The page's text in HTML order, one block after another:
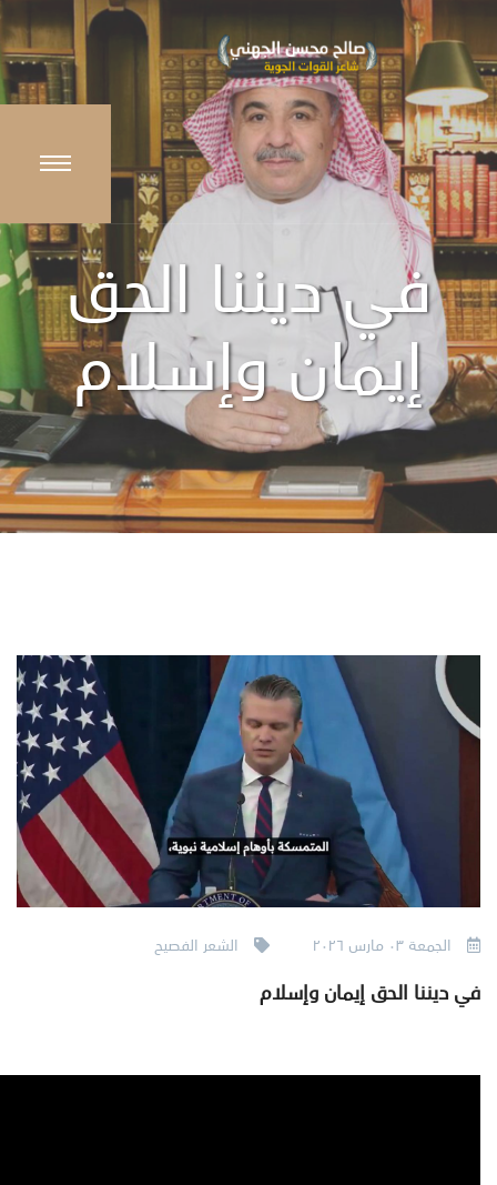
في ديننا الحق
إيمان وإسلام
الجمعة ٠٣ مارس ٢٠٢٦ الشعر الفصيح
في ديننا الحق إيمان وإسلام